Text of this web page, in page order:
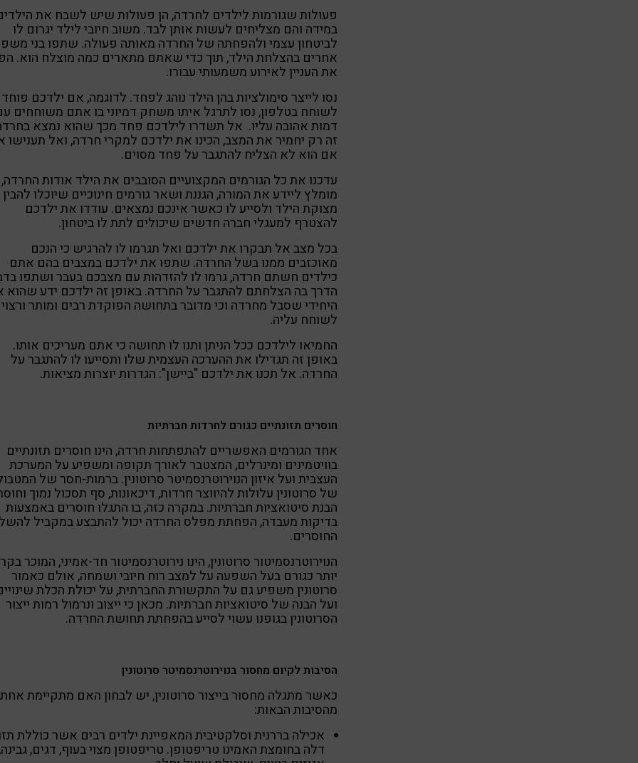
פעולות שגורמות לילדים לחרדה, הן פעולות שיש לשבח את
במידה והם מצליחים לעשות אותן לבד. משוב חיובי לילד יגרום לו
לביטחון עצמי ולהפחתה של החרדה מאותה פעולה. שתפו בני
אחרים בהצלחת הילד, תוך כדי שאתם מתארים כמה מוצלח הוא.
את העניין לאירוע משמעותי עבורו.
נסו לייצר סימולציות בהן הילד נוהג לפחד. לדוגמה, אם ילדכם פוחד
לשוחח בטלפון, נסו לתרגל איתו משחק דמיוני בו אתם משוחחים
דמות אהובה עליו. אל תשדרו לילדכם פחד מכך שהוא נמצא
זה רק יחמיר את המצב, הכינו את ילדכם למקרי חרדה, ואל תענישו
אם הוא לא הצליח להתגבר על פחד מסוים.
עדכנו את כל הגורמים המקצועיים הסובבים את הילד אודות
מומלץ ליידע את המורה, הגננת ושאר גורמים חינוכיים שיוכלו
מצוקת הילד ולסייע לו כאשר אינכם נמצאים. עודדו את ילדכם
להצטרף למעגלי חברה חדשים שיכולים לתת לו ביטחון.
בכל מצב אל תבקרו את ילדכם ואל תגרמו לו להרגיש כי הנכם
מאוכזבים ממנו בשל החרדה. שתפו את ילדכם במצבים בהם אתם
כילדים חשתם חרדה, גרמו לו להזדהות עם מצבכם בעבר ושתפו
הדרך בה הצלחתם להתגבר על החרדה. באופן זה ילדכם ידע שהוא
היחידי שסבל מחרדה וכי מדובר בתחושה הפוקדת רבים ומותר ורצוי
לשוחח עליה.
החמיאו לילדכם ככל הניתן ותנו לו תחושה כי אתם מעריכים אותו.
באופן זה תגדילו את ההערכה העצמית שלו ותסייעו לו להתגבר על
החרדה. אל תכנו את ילדכם "ביישן": הגדרות יוצרות מציאות.
חוסרים תזונתיים כגורם לחרדות חברתיות
אחד הגורמים האפשריים להתפתחות חרדה, הינו חוסרים תזונתיים
בוויטמינים ומינרלים, המצטבר לאורך תקופה ומשפיע על המערכת
העצבית ועל איזון הנוירוטרנסמיטר סרוטונין. ברמות-חסר של
של סרוטונין עלולות להיווצר חרדות, דיכאונות, סף תסכול נמוך
הבנת סיטואציות חברתיות. במקרה כזה, בו התגלו חוסרים באמצעות
בדיקות מעבדה, הפחתת מפלס החרדה יכול להתבצע במקביל
החוסרים.
הנוירוטרנסמיטור סרוטונין, הינו נירוטרנסמיטור חד-אמיני, המוכר
יותר כגורם בעל השפעה על למצב רוח חיובי ושמחה, אולם כאמור
סרוטונין משפיע גם על התקשורת החברתית, על יכולת הכלת
ועל הבנה של סיטואציות חברתיות. מכאן כי ייצוב ונרמול רמות ייצור
הסרוטונין בגופנו עשוי לסייע בהפחתת תחושת החרדה.
הסיבות לקיום מחסור בנוירוטרנסמיטר סרוטונין
כאשר מתגלה מחסור בייצור סרוטונין, יש לבחון האם מתקיימת אחת
מהסיבות הבאות:
אכילה בררנית וסלקטיבית המאפיינת ילדים רבים אשר כוללת
דלה בחומצת האמינו טריפטופן. טריפטופן מצוי בעוף, דגים,